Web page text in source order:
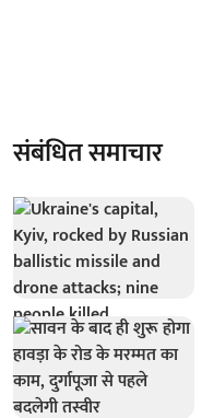
संबंधित समाचार